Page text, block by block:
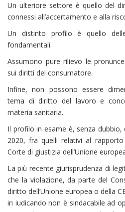
Un ulteriore settore è quello del
connessi all’accertamento e alla
Un distinto profilo è quello
fondamentali.
Assumono pure rilievo le
sui diritti del consumatore.
Infine, non possono essere
tema di diritto del lavoro e
materia sanitaria.
Il profilo in esame è, senza
2020, fra quelli relativi al
Corte di giustizia dell’Unione
La più recente giurisprudenza di
che la violazione, da parte del
diritto dell’Unione europea o della
in iudicando non è sindacabile ad